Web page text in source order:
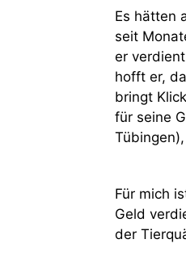
Es hätten
seit
er
hofft er,
bringt
für seine
Für mich
Geld
der